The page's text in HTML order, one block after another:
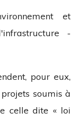
pour eux,
soumis à
celle dite « loi